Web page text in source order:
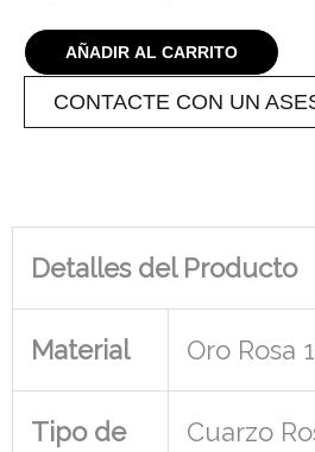
AÑADIR AL CARRITO
CONTACTE CON UN
Detalles del Producto
Material Oro Rosa
Tipo de
Cuarzo